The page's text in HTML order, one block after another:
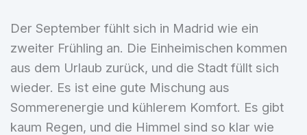
Der September fühlt sich in Madrid wie ein
zweiter Frühling an. Die Einheimischen kommen
aus dem Urlaub zurück, und die Stadt füllt sich
wieder. Es ist eine gute Mischung aus
Sommerenergie und kühlerem Komfort. Es gibt
kaum Regen, und die Himmel sind so klar wie